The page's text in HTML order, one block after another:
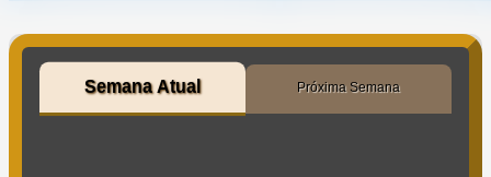
Semana Atual Próxima Semana